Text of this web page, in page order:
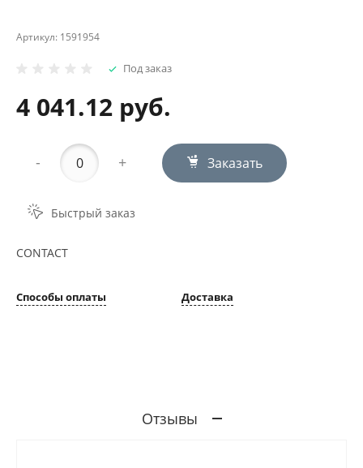
Артикул: 1591954
Под заказ
4 041.12 руб.
- + Заказать
Быстрый заказ
CONTACT
Способы оплаты Доставка
Отзывы